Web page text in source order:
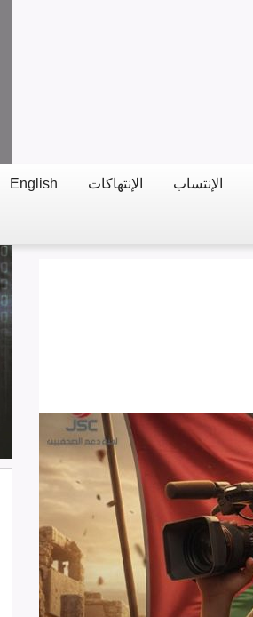
الإنتساب الإنتهاكات English